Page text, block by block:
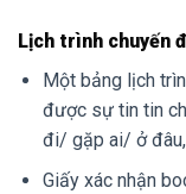
Lịch trình chuyến
Một bảng lịch
được sự tin tin
đi/ gặp ai/ ở
Giấy xác nhận